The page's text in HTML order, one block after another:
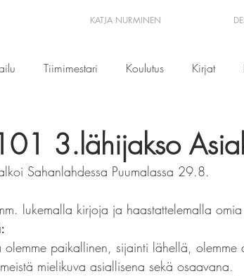
KATJA NURMINEN
Tiimimestari Koulutus Kirjat
3.lähijakso
Sahanlahdessa Puumalassa 29.8.
lukemalla kirjoja ja haastattelemalla
olemme paikallinen, sijainti lähellä, olemme
mielikuva asiallisena sekä osaavana.